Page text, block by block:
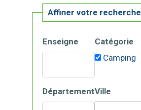
Affiner votre recherche
Enseigne
Catégorie
Camping
DépartementVille